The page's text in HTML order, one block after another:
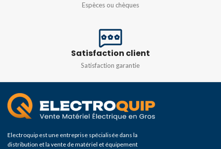
Espèces ou chèques
Satisfaction client
Satisfaction garantie
Electroquip est une entreprise spécialisée dans la
distribution et la vente de matériel et équipement